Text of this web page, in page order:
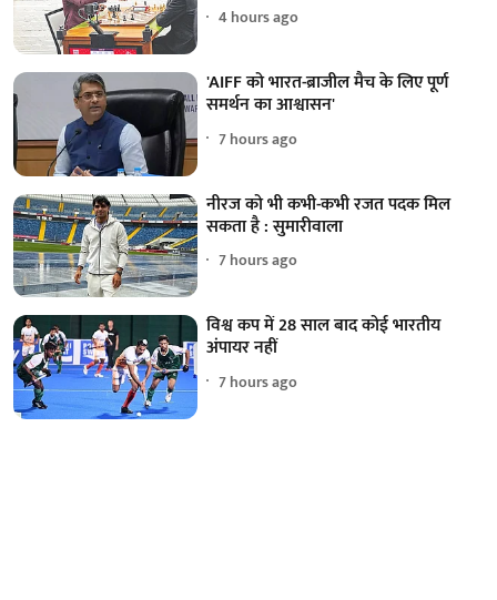
4 hours ago
'AIFF को भारत-ब्राजील मैच के लिए पूर्ण
समर्थन का आश्वासन'
7 hours ago
नीरज को भी कभी-कभी रजत पदक मिल
सकता है : सुमारीवाला
7 hours ago
विश्व कप में 28 साल बाद कोई भारतीय
अंपायर नहीं
7 hours ago